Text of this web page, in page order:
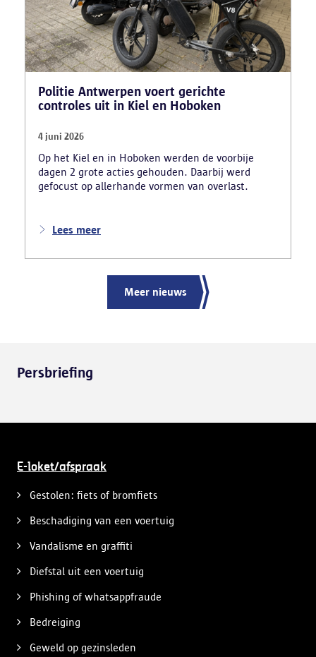
strafregister gebruikte.
Politie Antwerpen voert gerichte
controles uit in Kiel en Hoboken
4 juni 2026
Op het Kiel en in Hoboken werden de voorbije
dagen 2 grote acties gehouden. Daarbij werd
gefocust op allerhande vormen van overlast.
Lees meer
Meer nieuws
Persbriefing
E-loket/afspraak
Gestolen: fiets of bromfiets
Beschadiging van een voertuig
Vandalisme en graffiti
Diefstal uit een voertuig
Phishing of whatsappfraude
Bedreiging
Geweld op gezinsleden